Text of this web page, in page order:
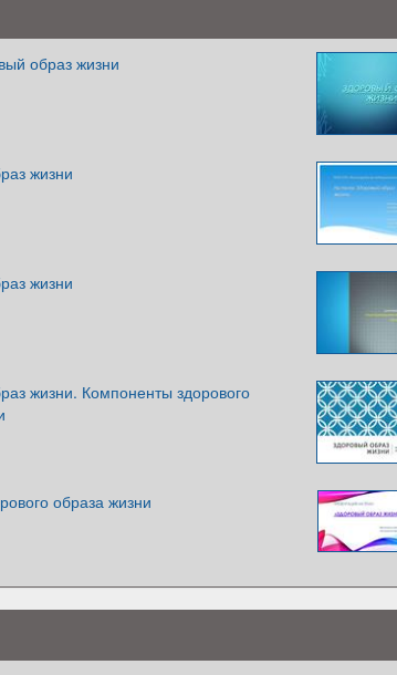
образ жизни
жизни
жизни
жизни. Компоненты здорового
образа жизни